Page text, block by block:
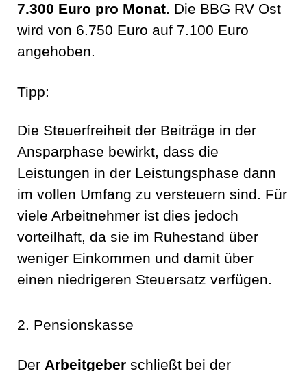
7.300 Euro pro Monat. Die BBG RV Ost
wird von 6.750 Euro auf 7.100 Euro
angehoben.
Tipp:
Die Steuerfreiheit der Beiträge in der
Ansparphase bewirkt, dass die
Leistungen in der Leistungsphase dann
im vollen Umfang zu versteuern sind. Für
viele Arbeitnehmer ist dies jedoch
vorteilhaft, da sie im Ruhestand über
weniger Einkommen und damit über
einen niedrigeren Steuersatz verfügen.
2. Pensionskasse
Der Arbeitgeber schließt bei der